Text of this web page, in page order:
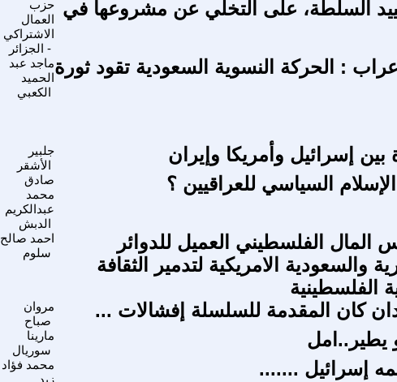
حزب
العمال
الاشتراكي
- الجزائر
السلطة، على التخلي عن مشروعها في
ماجد عبد
الحميد
الكعبي
: الحركة النسوية السعودية تقود ثورة
جلبير
الأشقر
بين إسرائيل وأمريكا وإيران
صادق
محمد
عبدالكريم
الدبش
السياسي للعراقيين ؟
احمد صالح
سلوم
الفلسطيني العميل للدوائر
والسعودية الامريكية لتدمير الثقافة
الفلسطينية
مروان
صباح
كان المقدمة للسلسلة إفشالات ...
مارينا
سوريال
يطير..امل
محمد فؤاد
زيد
إسرائيل .......